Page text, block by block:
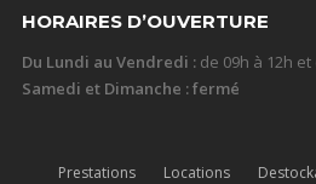
HORAIRES D’OUVERTURE
Du Lundi au Vendredi :de 09h à 12h et
Samedi et Dimanche : fermé
Prestations Locations